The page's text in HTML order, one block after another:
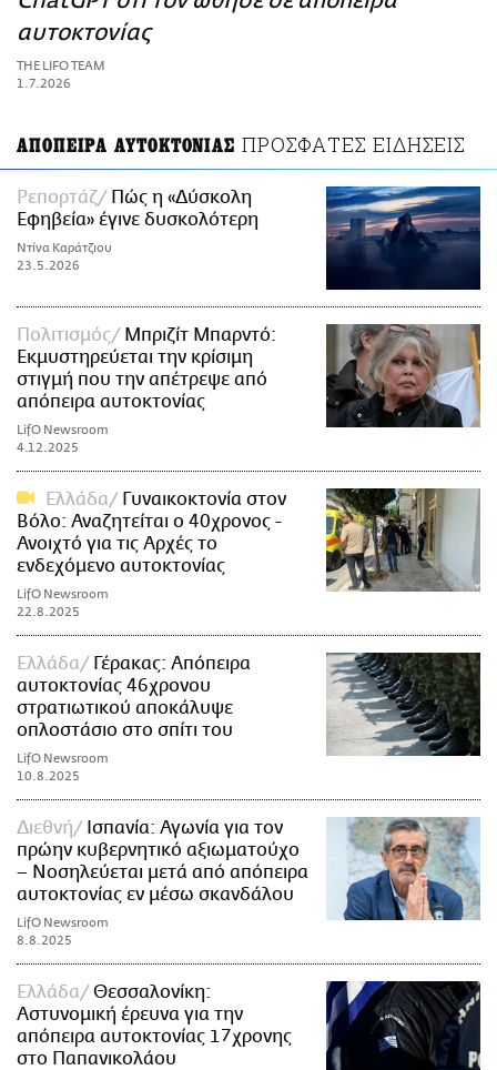
ΑΜΠΑ
PRINT
αυτοκτονίας
THE LIFO TEAM
1.7.2026
ΑΠΟΠΕΙΡΑ ΑΥΤΟΚΤΟΝΙΑΣ ΠΡΟΣΦΑΤΕΣ ΕΙΔΗΣΕΙΣ
Ρεπορτάζ
Πώς η «Δύσκολη
Εφηβεία» έγινε δυσκολότερη
Ντίνα Καράτζιου
23.5.2026
Πολιτισμός
Μπριζίτ Μπαρντό:
Εκμυστηρεύεται την κρίσιμη
στιγμή που την απέτρεψε από
απόπειρα αυτοκτονίας
LifO Newsroom
4.12.2025
Ελλάδα
Γυναικοκτονία στον
Βόλο: Αναζητείται ο 40χρονος -
Ανοιχτό για τις Aρχές το
ενδεχόμενο αυτοκτονίας
LifO Newsroom
22.8.2025
Ελλάδα
Γέρακας: Απόπειρα
αυτοκτονίας 46χρονου
στρατιωτικού αποκάλυψε
οπλοστάσιο στο σπίτι του
LifO Newsroom
10.8.2025
Διεθνή
Ισπανία: Αγωνία για τον
πρώην κυβερνητικό αξιωματούχο
– Νοσηλεύεται μετά από απόπειρα
αυτοκτονίας εν μέσω σκανδάλου
LifO Newsroom
8.8.2025
Ελλάδα
Θεσσαλονίκη:
Αστυνομική έρευνα για την
απόπειρα αυτοκτονίας 17χρονης
στο Παπανικολάου